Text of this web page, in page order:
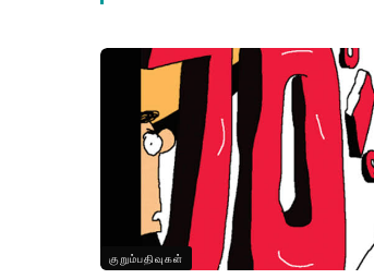
குறும்பதிவுகள்